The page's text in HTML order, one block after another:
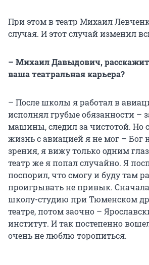
При этом в театр Михаил
случая. И этот случай изменил
– Михаил Давыдович,
ваша театральная карьера?
– После школы я работал в
исполнял грубые обязанности –
машины, следил за чистотой. Но
жизнь с авиацией я не мог – Бог
зрения, я вижу только одним
театр же я попал случайно. Я
поспорил, что смогу и буду там
проигрывать не привык.
школу-студию при Тюменском
театре, потом заочно –
институт. И так постепенно
очень не люблю торопиться.